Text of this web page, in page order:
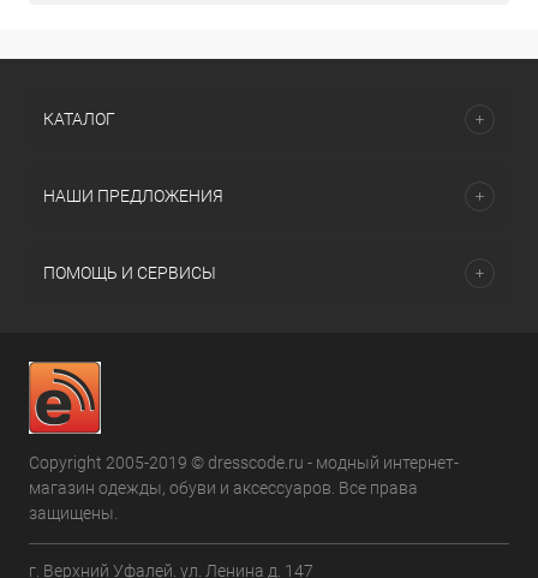
КАТАЛОГ
НАШИ ПРЕДЛОЖЕНИЯ
ПОМОЩЬ И СЕРВИСЫ
Copyright 2005-2019 © dresscode.ru - модный интернет-
магазин одежды, обуви и аксессуаров. Все права
защищены.
г. Верхний Уфалей. ул. Ленина д. 147